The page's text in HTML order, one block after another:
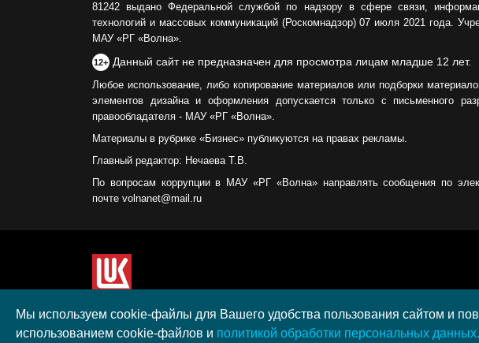
81242 выдано Федеральной службой по надзору в сфере связи,
технологий и массовых коммуникаций (Роскомнадзор) 07 июля 2021 года.
МАУ «РГ «Волна».
12+ Данный сайт не предназначен для просмотра лицам младше 12 лет.
Любое использование, либо копирование материалов или подборки
элементов дизайна и оформления допускается только с письменного
правообладателя - МАУ «РГ «Волна».
Материалы в рубрике «Бизнес» публикуются на правах рекламы.
Главный редактор: Нечаева Т.В.
По вопросам коррупции в МАУ «РГ «Волна» направлять сообщения по
почте volnanet@mail.ru
Сайт создан при поддержке ООО "ЛУКОЙЛ-КМН" на средства гранта,
полученного в рамках XIII Конкурса социальных и культурных проектов
Мы используем cookie-файлы для Вашего удобства пользования сайтом и
использованием cookie-файлов и политикой обработки персональных данных.